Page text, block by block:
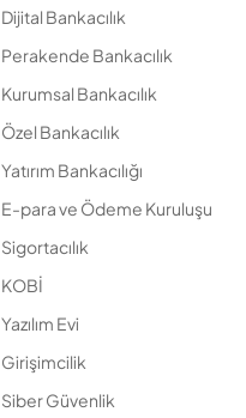
Dijital Bankacılık
Perakende Bankacılık
Kurumsal Bankacılık
Özel Bankacılık
Yatırım Bankacılığı
E-para ve Ödeme Kuruluşu
Sigortacılık
KOBİ
Yazılım Evi
Girişimcilik
Siber Güvenlik